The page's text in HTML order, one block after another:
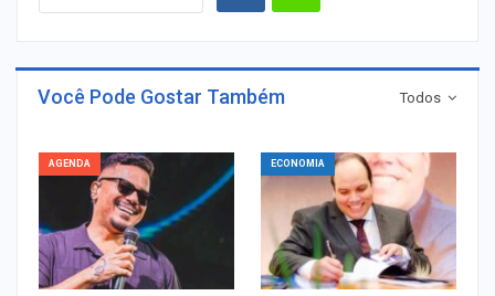
Todos
Você Pode Gostar Também
AGENDA ECONOMIA